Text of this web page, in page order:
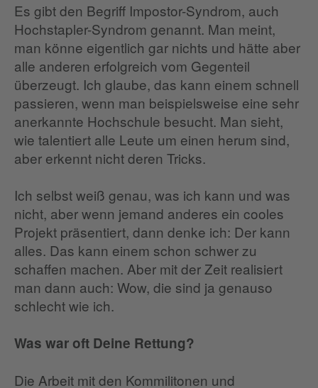
Es gibt den Begriff Impostor-Syndrom, auch
Hochstapler-Syndrom genannt. Man meint,
man könne eigentlich gar nichts und hätte aber
alle anderen erfolgreich vom Gegenteil
überzeugt. Ich glaube, das kann einem schnell
passieren, wenn man beispielsweise eine sehr
anerkannte Hochschule besucht. Man sieht,
wie talentiert alle Leute um einen herum sind,
aber erkennt nicht deren Tricks.
Ich selbst weiß genau, was ich kann und was
nicht, aber wenn jemand anderes ein cooles
Projekt präsentiert, dann denke ich: Der kann
alles. Das kann einem schon schwer zu
schaffen machen. Aber mit der Zeit realisiert
man dann auch: Wow, die sind ja genauso
schlecht wie ich.
Was war oft Deine Rettung?
Die Arbeit mit den Kommilitonen und